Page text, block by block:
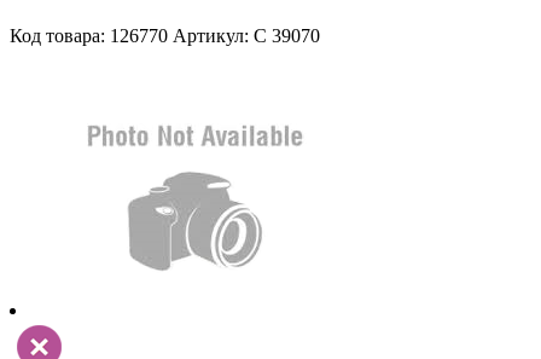
Код товара: 126770 Артикул: С 39070